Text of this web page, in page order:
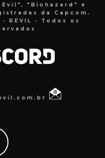
"Biohazard" e
da Capcom.
REVIL - Todos os